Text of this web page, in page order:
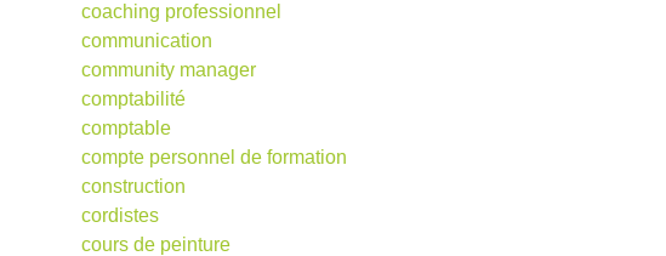
coaching professionnel
communication
community manager
comptabilité
comptable
compte personnel de formation
construction
cordistes
cours de peinture